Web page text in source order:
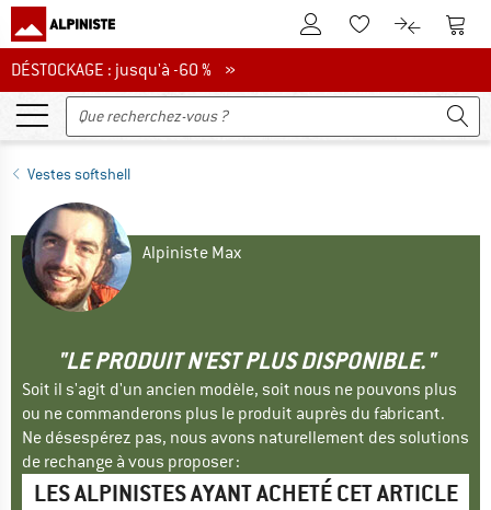
Vers le compte client
Vers la liste
Vers le
DÉSTOCKAGE : jusqu'à -60 %
DÉSTOCKAGE : jusqu'à -60 % »
Vestes softshell
Alpiniste Max
"LE PRODUIT N'EST PLUS DISPONIBLE."
Soit il s'agit d'un ancien modèle, soit nous ne pouvons plus
ou ne commanderons plus le produit auprès du fabricant.
Ne désespérez pas, nous avons naturellement des solutions
de rechange à vous proposer :
LES ALPINISTES AYANT ACHETÉ CET ARTICLE